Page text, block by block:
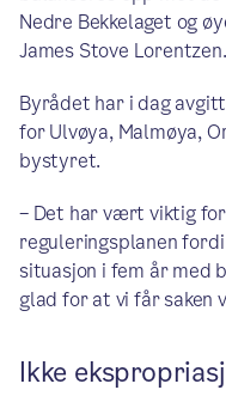
Nedre Bekkelaget og
James Stove Lorentzen.
Byrådet har i dag
for Ulvøya, Malmøya,
bystyret.
– Det har vært viktig
reguleringsplanen
situasjon i fem år med
glad for at vi får
Ikke